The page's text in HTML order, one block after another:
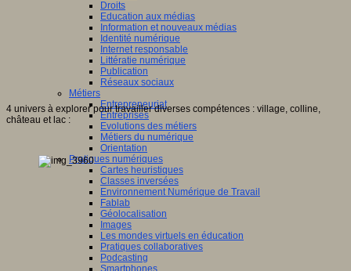
Droits
Education aux médias
Information et nouveaux médias
Identité numérique
Internet responsable
Littératie numérique
Publication
Réseaux sociaux
Métiers
Entrepreneuriat
Entreprises
Evolutions des métiers
Métiers du numérique
Orientation
Pratiques numériques
Cartes heuristiques
Classes inversées
Environnement Numérique de Travail
Fablab
Géolocalisation
Images
Les mondes virtuels en éducation
Pratiques collaboratives
Podcasting
Smartphones
4 univers à explorer pour travailler diverses compétences : village, colline,
château et lac :